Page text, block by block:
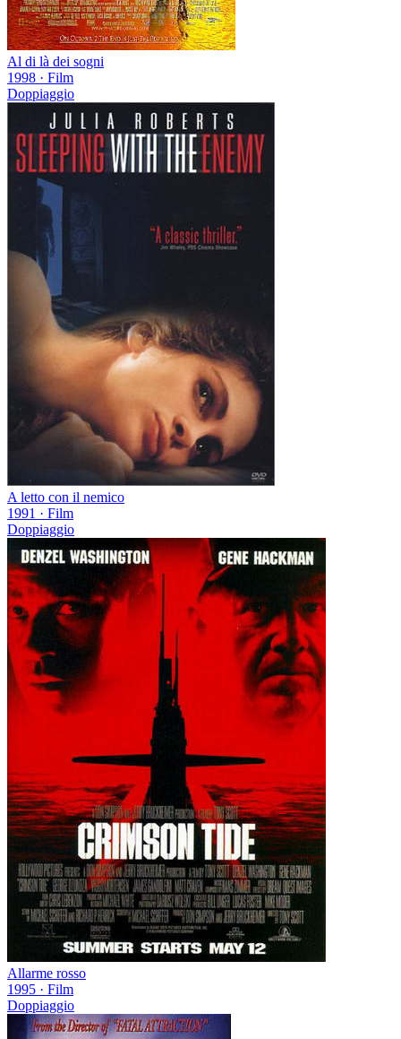
Al di là dei sogni
1998 · Film
Doppiaggio
A letto con il nemico
1991 · Film
Doppiaggio
Allarme rosso
1995 · Film
Doppiaggio